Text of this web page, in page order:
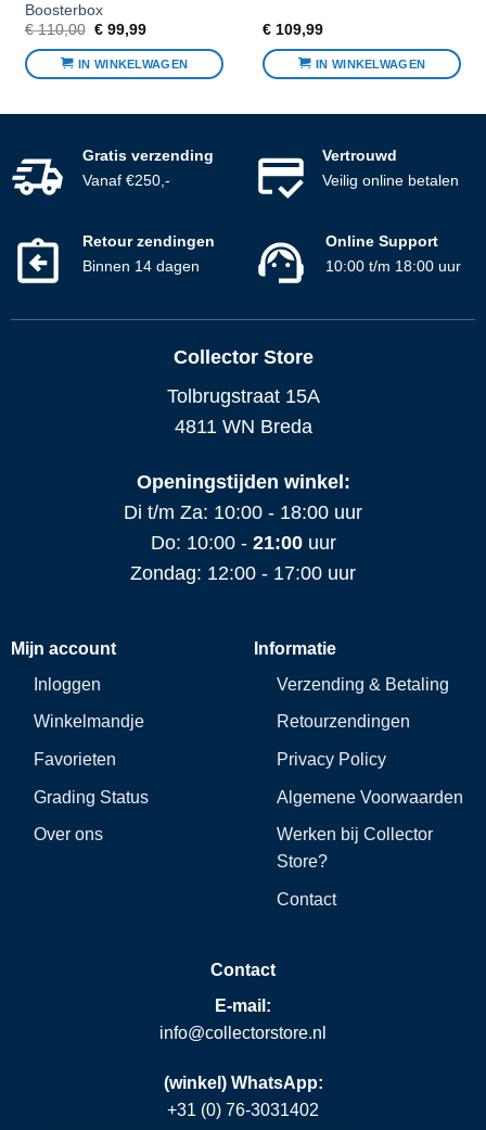
Boosterbox
€110,00 Oorspronkelijke
was:
€ 110,00.
€99,99Huidige
is:
€ 99,99.
IN WINKELWAGEN
€109,99
IN WINKELWAGEN
Gratis verzending
Vanaf €250,-
Vertrouwd
Veilig online betalen
Retour zendingen
Binnen 14 dagen
Online Support
10:00 t/m 18:00 uur
Collector Store
Tolbrugstraat 15A
4811 WN Breda
Openingstijden winkel:
Di t/m Za: 10:00 - 18:00 uur
Do: 10:00 - 21:00uur
Zondag: 12:00 - 17:00 uur
Mijn account
Inloggen
Winkelmandje
Favorieten
Grading Status
Over ons
Informatie
Verzending & Betaling
Retourzendingen
Privacy Policy
Algemene Voorwaarden
Werken bij Collector
Store?
Contact
Contact
E-mail:
info@collectorstore.nl
(winkel) WhatsApp:
+31 (0) 76-3031402